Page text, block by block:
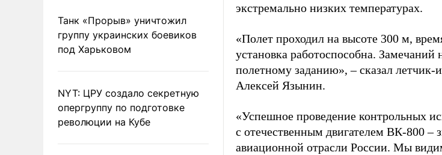
Танк «Прорыв» уничтожил
группу украинских боевиков
под Харьковом
NYT: ЦРУ создало секретную
опергруппу по подготовке
революции на Кубе
экстремально низких температурах.
«Полет проходил на высоте 300 м,
установка работоспособна. Замечаний
полетному заданию», – сказал
Алексей Язынин.
«Успешное проведение контрольных
с отечественным двигателем ВК-800 –
авиационной отрасли России. Мы